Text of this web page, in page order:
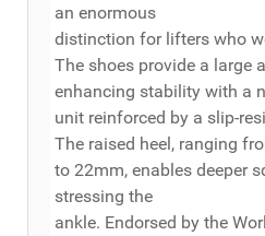
an enormous
distinction for lifters who
The shoes provide a large
enhancing stability with a
unit reinforced by a slip-
The raised heel, ranging
to 22mm, enables deeper
stressing the
ankle. Endorsed by the